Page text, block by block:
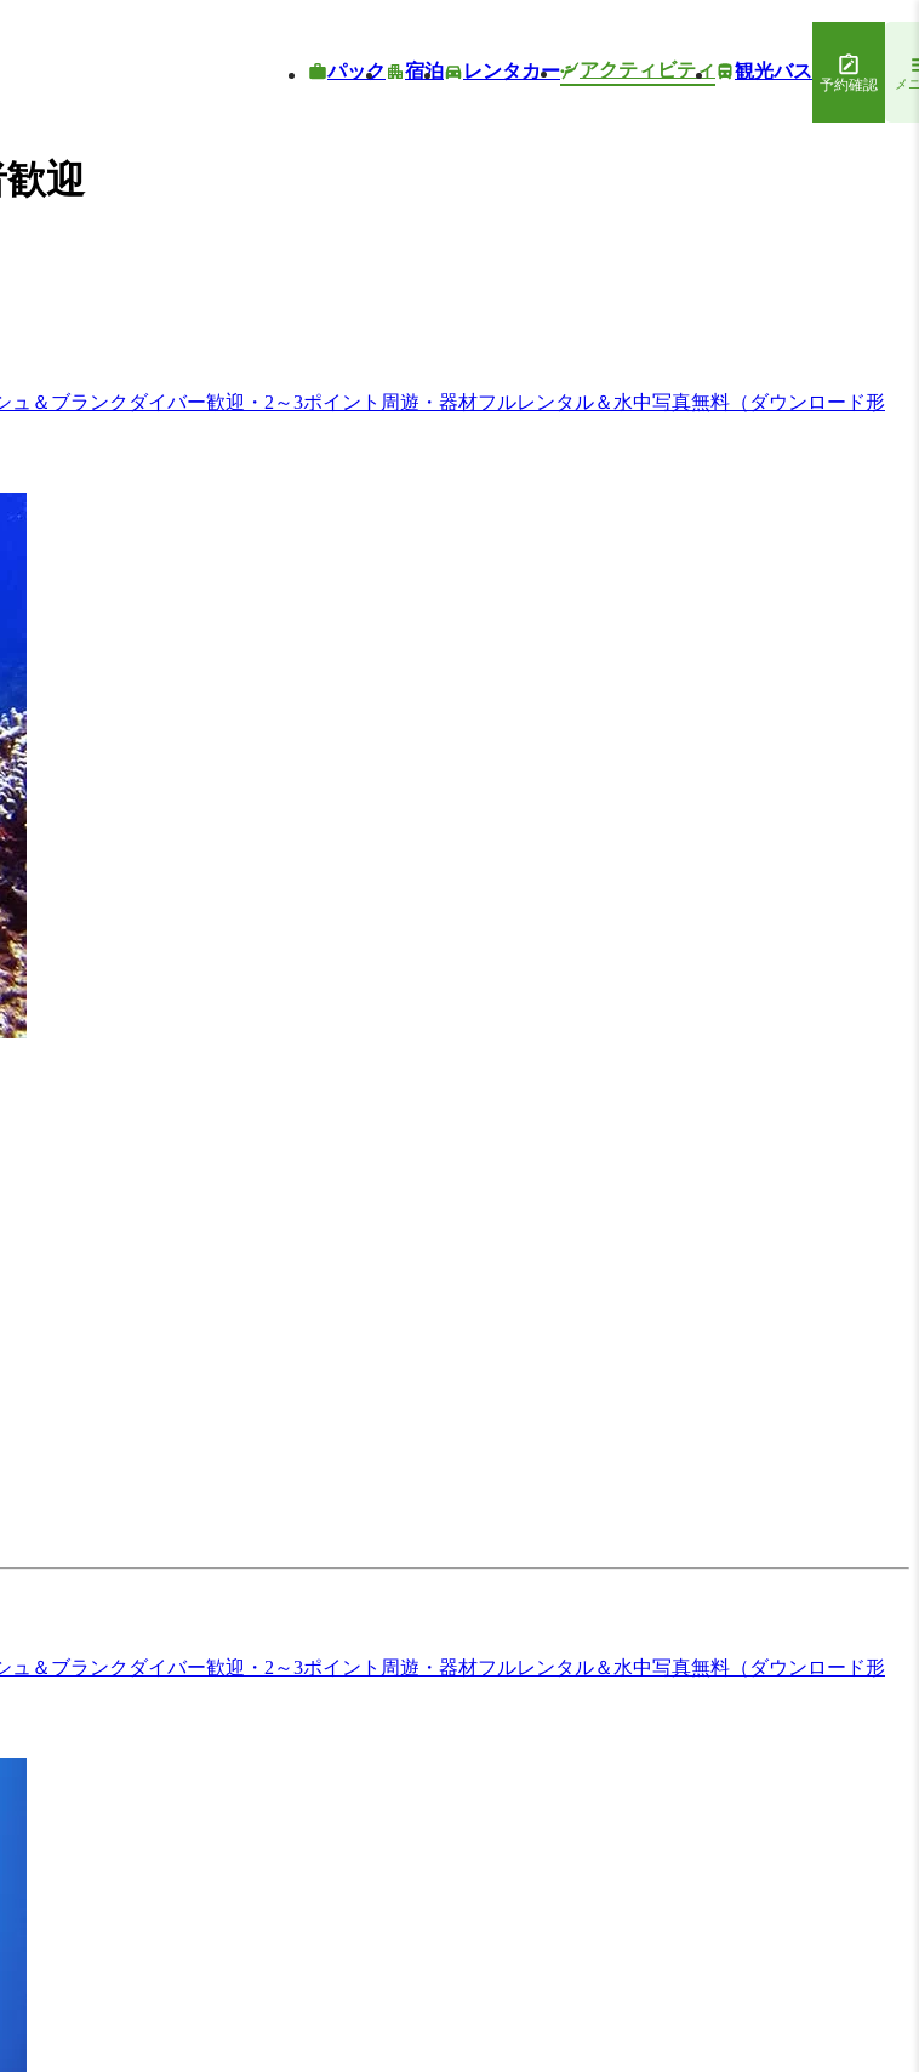
パック 宿泊 レンタカー アクティビティ 観光バス
予約確認 メ
迎
＆ブランクダイバー歓迎・2～3ポイント周遊・器材フルレンタル＆水中写真無料（ダウンロード形
＆ブランクダイバー歓迎・2～3ポイント周遊・器材フルレンタル＆水中写真無料（ダウンロード形